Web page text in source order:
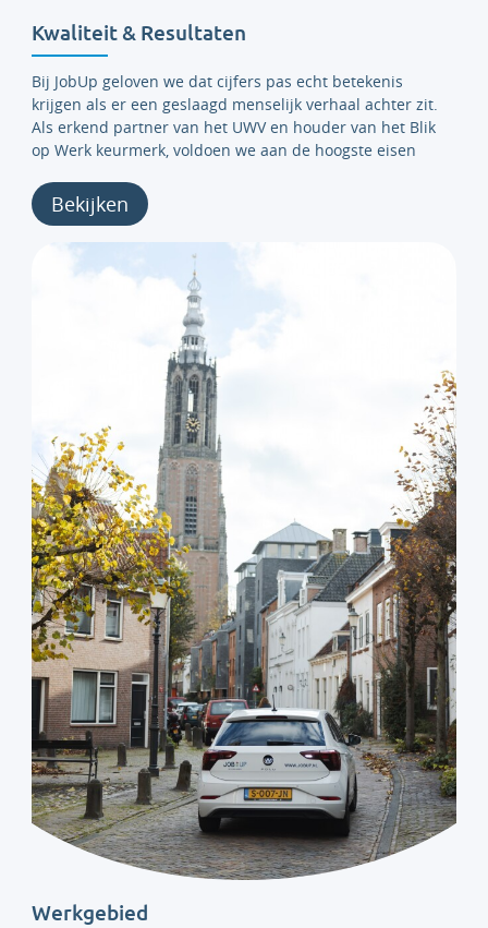
Kwaliteit & Resultaten
Bij JobUp geloven we dat cijfers pas echt betekenis
krijgen als er een geslaagd menselijk verhaal achter zit.
Als erkend partner van het UWV en houder van het Blik
op Werk keurmerk, voldoen we aan de hoogste eisen
Bekijken
Werkgebied